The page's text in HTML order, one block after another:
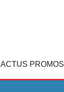
ACTUS PROMOS